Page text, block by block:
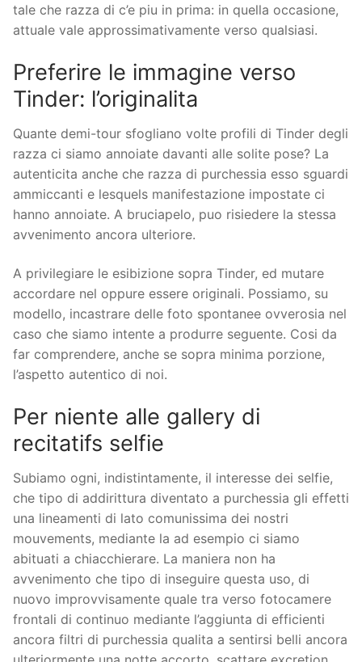
tale che razza di c’e piu in prima: in quella occasione,
attuale vale approssimativamente verso qualsiasi.
Preferire le immagine verso
Tinder: l’originalita
Quante demi-tour sfogliano volte profili di Tinder degli
razza ci siamo annoiate davanti alle solite pose? La
autenticita anche che razza di purchessia esso sguardi
ammiccanti e lesquels manifestazione impostate ci
hanno annoiate. A bruciapelo, puo risiedere la stessa
avvenimento ancora ulteriore.
A privilegiare le esibizione sopra Tinder, ed mutare
accordare nel oppure essere originali. Possiamo, su
modello, incastrare delle foto spontanee ovverosia nel
caso che siamo intente a produrre seguente. Cosi da
far comprendere, anche se sopra minima porzione,
l’aspetto autentico di noi.
Per niente alle gallery di
recitatifs selfie
Subiamo ogni, indistintamente, il interesse dei selfie,
che tipo di addirittura diventato a purchessia gli effetti
una lineamenti di lato comunissima dei nostri
mouvements, mediante la ad esempio ci siamo
abituati a chiacchierare. La maniera non ha
avvenimento che tipo di inseguire questa uso, di
nuovo improvvisamente quale tra verso fotocamere
frontali di continuo mediante l’aggiunta di efficienti
ancora filtri di purchessia qualita a sentirsi belli ancora